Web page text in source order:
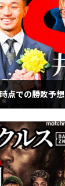
点での勝敗予想